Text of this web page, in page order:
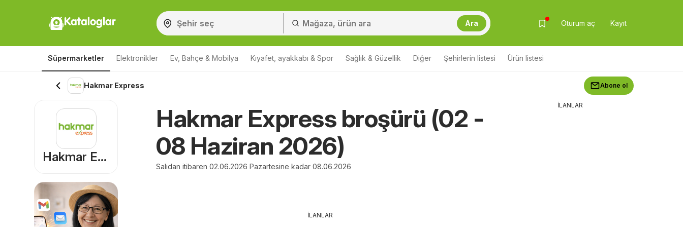
Kataloglar Ara Oturum aç Kayıt
Süpermarketler Elektronikler Ev, Bahçe & Mobilya Kıyafet, ayakkabı & Spor Sağlık & Güzellik Diğer Şehirlerin listesi Ürün listesi
Hakmar Express Abone ol
Hakmar Express broşürü (02 -
08 Haziran 2026)
Salıdan itibaren 02.06.2026 Pazartesine kadar 08.06.2026
İLANLAR
Hakmar Express
İLANLAR